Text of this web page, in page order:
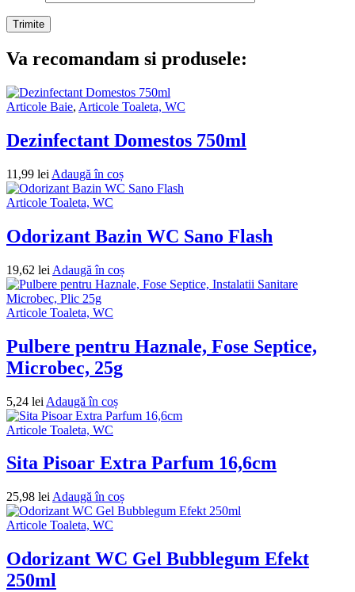
Va recomandam si produsele:
Articole Baie, Articole Toaleta, WC
Dezinfectant Domestos 750ml
11,99 lei Adaugă în coș
Articole Toaleta, WC
Odorizant Bazin WC Sano Flash
19,62 lei Adaugă în coș
Articole Toaleta, WC
Pulbere pentru Haznale, Fose Septice,
Microbec, 25g
5,24 lei Adaugă în coș
Articole Toaleta, WC
Sita Pisoar Extra Parfum 16,6cm
25,98 lei Adaugă în coș
Articole Toaleta, WC
Odorizant WC Gel Bubblegum Efekt
250ml